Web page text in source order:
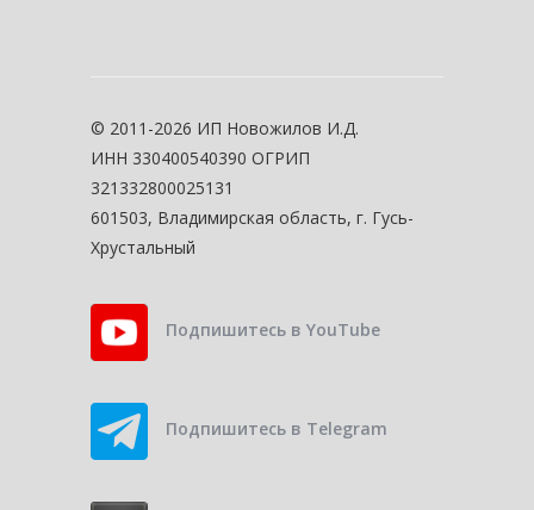
© 2011-2026 ИП Новожилов И.Д.
ИНН 330400540390 ОГРИП
321332800025131
601503, Владимирская область, г. Гусь-
Хрустальный
Подпишитесь в YouTube
Подпишитесь в Telegram